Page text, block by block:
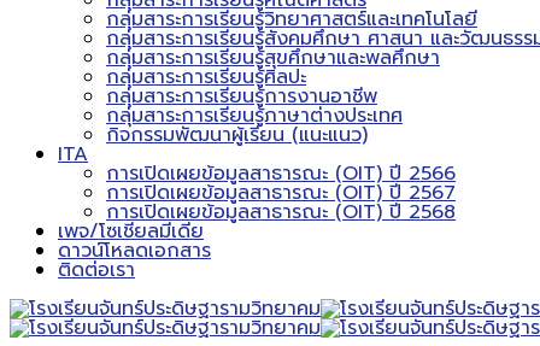
กลุ่มสาระการเรียนรู้วิทยาศาสตร์และเทคโนโลยี
กลุ่มสาระการเรียนรู้สังคมศึกษา ศาสนา และวัฒนธรร
กลุ่มสาระการเรียนรู้สุขศึกษาและพลศึกษา
กลุ่มสาระการเรียนรู้ศิลปะ
กลุ่มสาระการเรียนรู้การงานอาชีพ
กลุ่มสาระการเรียนรู้ภาษาต่างประเทศ
กิจกรรมพัฒนาผู้เรียน (แนะแนว)
ITA
การเปิดเผยข้อมูลสาธารณะ (OIT) ปี 2566
การเปิดเผยข้อมูลสาธารณะ (OIT) ปี 2567
การเปิดเผยข้อมูลสาธารณะ (OIT) ปี 2568
เพจ/โซเชียลมีเดีย
ดาวน์โหลดเอกสาร
ติดต่อเรา